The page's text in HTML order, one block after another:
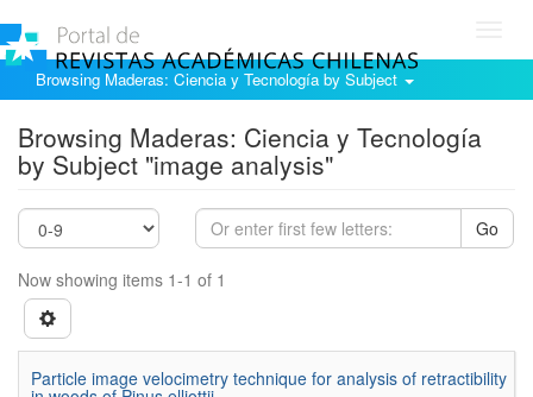
Browsing Maderas: Ciencia y Tecnología by Subject
Browsing Maderas: Ciencia y Tecnología
by Subject "image analysis"
Go
Now showing items 1-1 of 1
Particle image velocimetry technique for analysis of retractibility